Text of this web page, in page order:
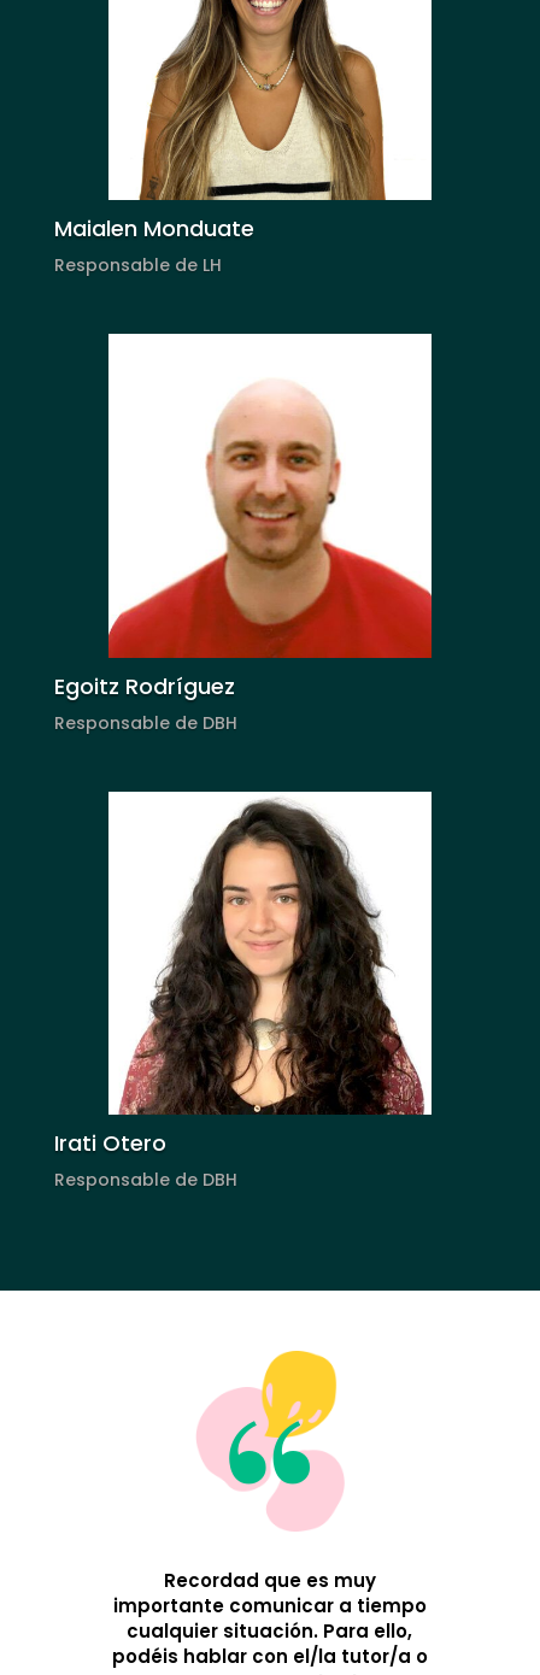
Maialen Monduate
Responsable de LH
Egoitz Rodríguez
Responsable de DBH
Irati Otero
Responsable de DBH
“
Recordad que es muy
importante comunicar a tiempo
cualquier situación. Para ello,
podéis hablar con el/la tutor/a o